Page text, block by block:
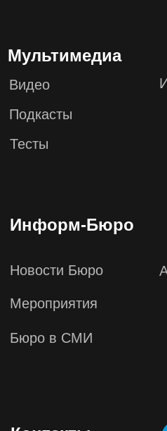
123610, Москва,
13, офис 1347
+7 (495) 649-82-44